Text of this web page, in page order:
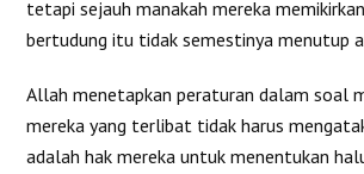
tetapi sejauh manakah mereka
bertudung itu tidak semestinya menutup
Allah menetapkan peraturan dalam soal
mereka yang terlibat tidak harus
adalah hak mereka untuk menentukan